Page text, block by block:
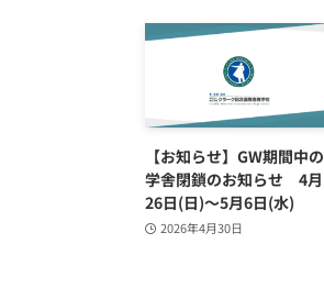
【お知らせ】GW期間中の
学舎閉鎖のお知らせ 4月
26日(日)～5月6日(水)
2026年4月30日